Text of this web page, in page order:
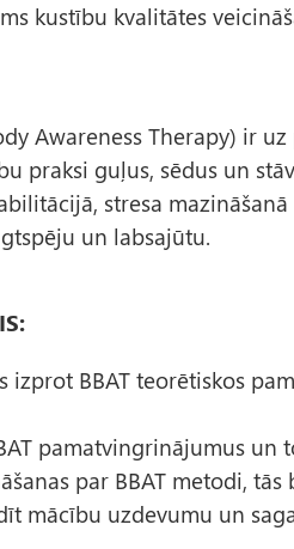
kustību kvalitātes
Awareness Therapy) ir
praksi guļus, sēdus un
stresa
un labsajūtu.
izprot BBAT teorētiskos
pamatvingrinājumus un
par BBAT metodi,
mācību uzdevumu un